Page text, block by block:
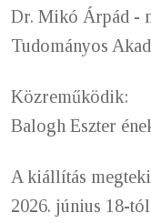
Dr. Mikó Árpád -
Tudományos
Közreműködik:
Balogh Eszter
A kiállítás
2026. június 18-